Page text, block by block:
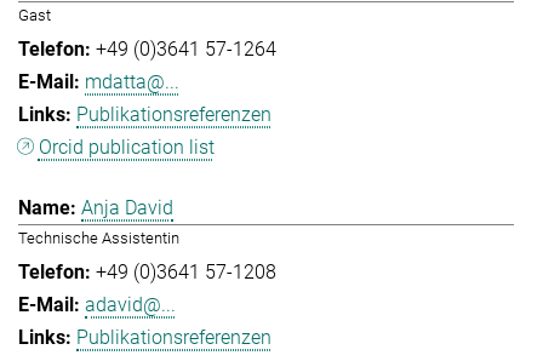
Gast
+49 (0)3641 57-1264
mdatta@...
Publikationsreferenzen
Orcid publication list
Anja David
Technische Assistentin
+49 (0)3641 57-1208
adavid@...
Publikationsreferenzen